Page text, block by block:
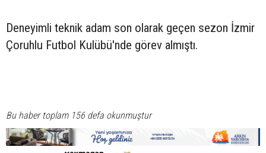
Deneyimli teknik adam son olarak geçen sezon İzmir
Çoruhlu Futbol Kulübü'nde görev almıştı.
Bu haber toplam 156 defa okunmuştur